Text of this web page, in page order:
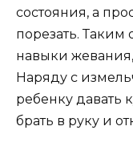
состояния, а
порезать. Таким
навыки жевания,
Наряду с
ребенку давать
брать в руку и